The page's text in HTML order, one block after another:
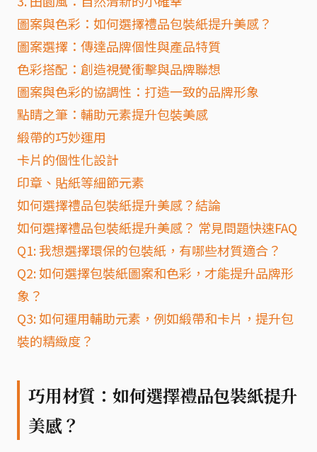
圖案與色彩：如何選擇禮品包裝紙提升美感？
圖案選擇：傳達品牌個性與產品特質
色彩搭配：創造視覺衝擊與品牌聯想
圖案與色彩的協調性：打造一致的品牌形象
點睛之筆：輔助元素提升包裝美感
緞帶的巧妙運用
卡片的個性化設計
印章、貼紙等細節元素
如何選擇禮品包裝紙提升美感？結論
如何選擇禮品包裝紙提升美感？ 常見問題快速FAQ
Q1: 我想選擇環保的包裝紙，有哪些材質適合？
Q2: 如何選擇包裝紙圖案和色彩，才能提升品牌形
象？
Q3: 如何運用輔助元素，例如緞帶和卡片，提升包
裝的精緻度？
巧用材質：如何選擇禮品包裝紙提升
美感？